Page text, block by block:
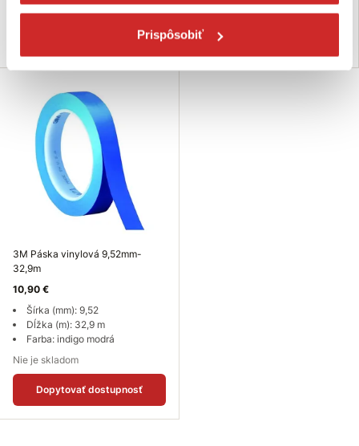
Prispôsobiť
Skladom 9 ks
Nie je skladom
Dopytovať dostupnosť
3M Páska vinylová 9,52mm-
32,9m
10,90 €
Šírka (mm): 9,52
Dĺžka (m): 32,9 m
Farba: indigo modrá
Nie je skladom
Dopytovať dostupnosť